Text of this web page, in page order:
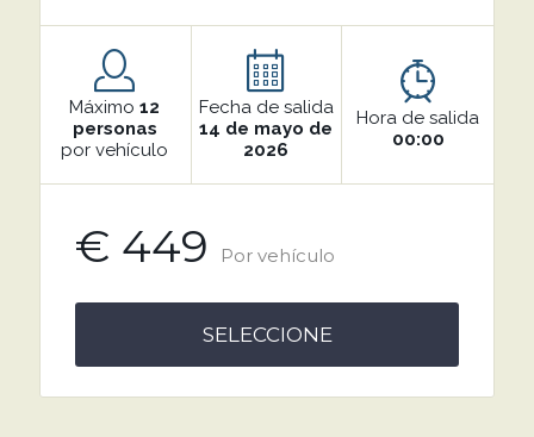
Máximo12
personas
por vehículo
Fecha de salida
14 de mayo de
2026
Hora de salida
00:00
€ 449 Por vehículo
SELECCIONE